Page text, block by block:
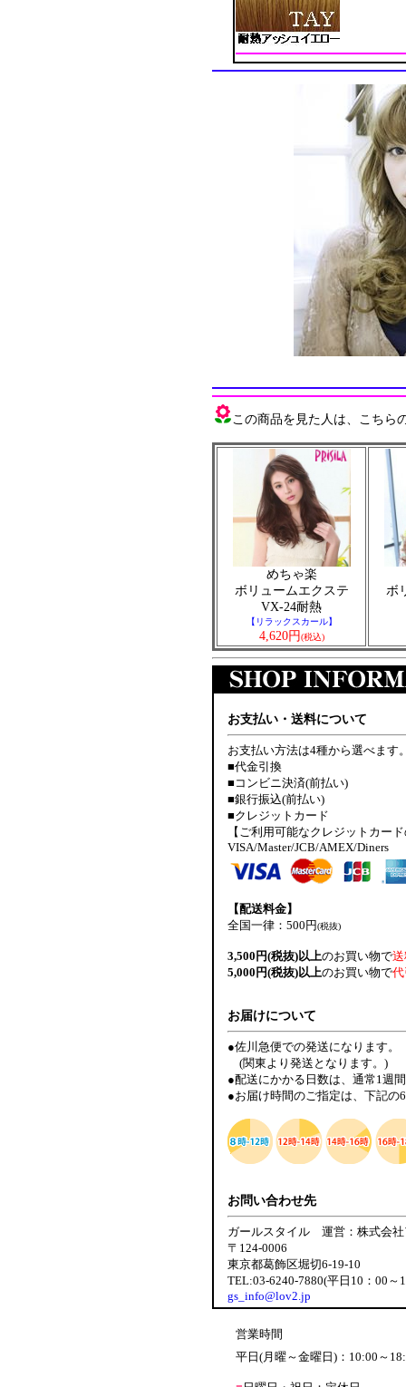
この商品を見た人は、こちら
めちゃ楽
ボリュームエクステ
VX-24耐熱
【リラックスカール】
4,620円(税込)
ボ
お支払い・送料について
お支払い方法は4種から選べます
■代金引換
■コンビニ決済(前払い)
■銀行振込(前払い)
■クレジットカード
【ご利用可能なクレジットカー
VISA/Master/JCB/AMEX/Diners
【配送料金】
全国一律：500円(税抜)
3,500円(税抜)以上のお買い物で
5,000円(税抜)以上のお買い物で
お届けについて
●佐川急便での発送になります。
(関東より発送となります。)
●配送にかかる日数は、通常1週
●お届け時間のご指定は、下記の
お問い合わせ先
ガールスタイル 運営：株式会社
〒124-0006
東京都葛飾区堀切6-19-10
TEL:03-6240-7880(平日10：00～
gs_info@lov2.jp
営業時間
平日(月曜～金曜日)：10:00～